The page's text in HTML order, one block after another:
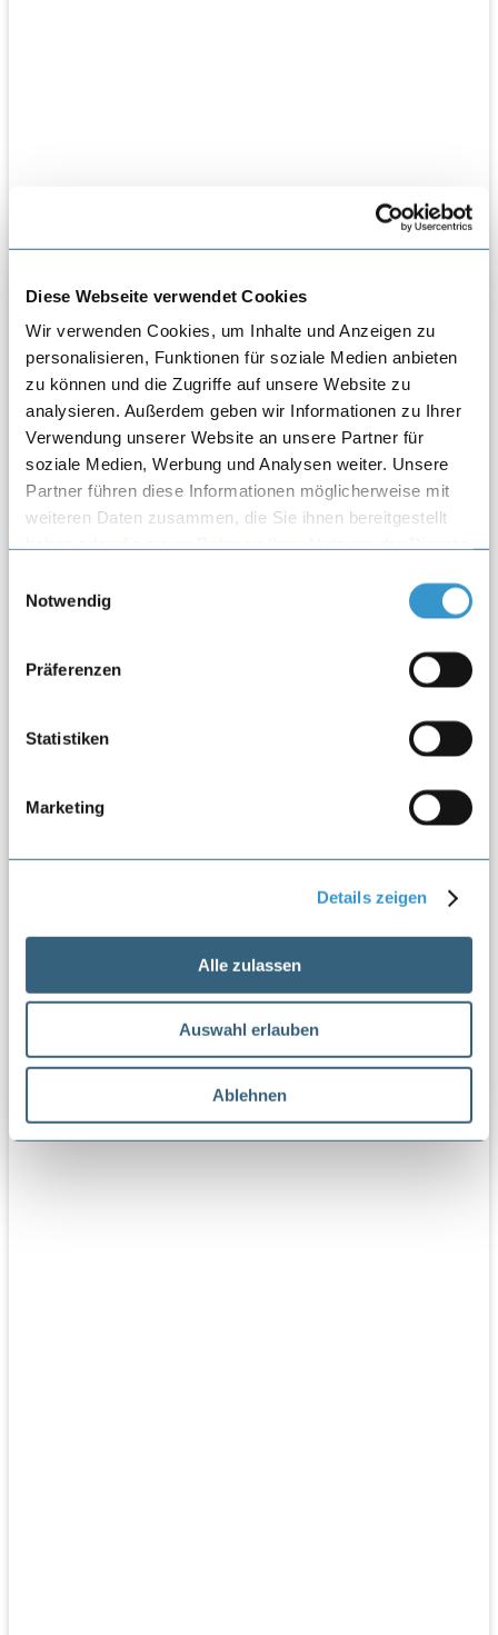
Diese Webseite verwendet Cookies
Wir verwenden Cookies, um Inhalte und Anzeigen zu
personalisieren, Funktionen für soziale Medien anbieten
zu können und die Zugriffe auf unsere Website zu
analysieren. Außerdem geben wir Informationen zu Ihrer
Verwendung unserer Website an unsere Partner für
soziale Medien, Werbung und Analysen weiter. Unsere
Partner führen diese Informationen möglicherweise mit
weiteren Daten zusammen, die Sie ihnen bereitgestellt
Notwendig
Präferenzen
Statistiken
Marketing
Details zeigen
Alle zulassen
Auswahl erlauben
Ablehnen